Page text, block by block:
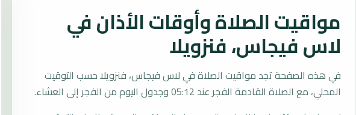
مواقيت الصلاة وأوقات الأذان في
لاس فيجاس، فنزويلا
في هذه الصفحة تجد مواقيت الصلاة في لاس فيجاس، فنزويلا حسب التوقيت
المحلي، مع الصلاة القادمة الفجر عند 05:12 وجدول اليوم من الفجر إلى العشاء.